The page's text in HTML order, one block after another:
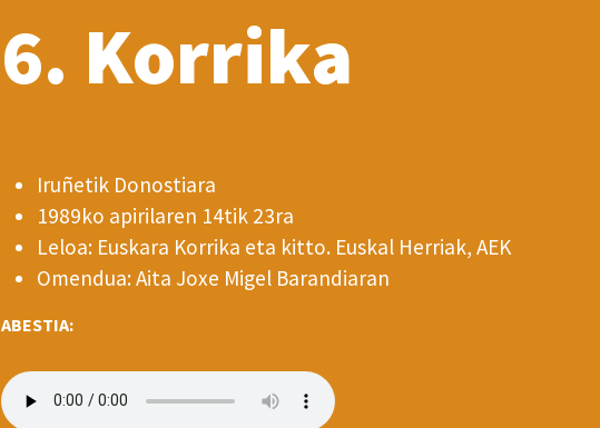
6. Korrika
Iruñetik Donostiara
1989ko apirilaren 14tik 23ra
Leloa: Euskara Korrika eta kitto. Euskal Herriak, AEK
Omendua: Aita Joxe Migel Barandiaran
ABESTIA: